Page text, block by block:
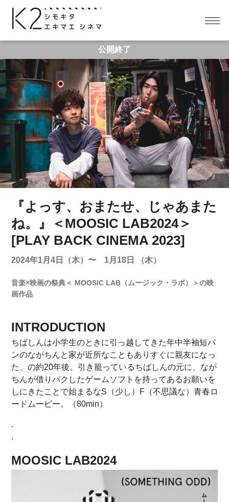
公開終了
『よっす、おまたせ、じゃあまた
ね。』＜MOOSIC LAB2024＞
[PLAY BACK CINEMA 2023]
2024年1月4日（木）〜 1月18日 （木）
音楽×映画の祭典＜ MOOSIC LAB（ムージック・ラボ）＞の映
画作品
INTRODUCTION
ちばしんは小学生のときに引っ越してきた年中半袖短パ
ンのながちんと家が近所なこともありすぐに親友になっ
た、の約20年後。引き籠っているちばしんの元に、なが
ちんが借りパクしたゲームソフトを持ってあるお願いを
しにきたことで始まるなS（少し）F（不思議な）青春ロ
ードムービー。（80min）
.
.
MOOSIC LAB2024